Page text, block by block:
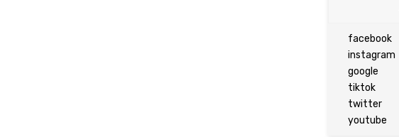
facebook
instagram
google
tiktok
twitter
youtube